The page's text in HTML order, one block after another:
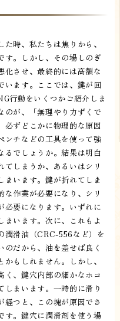
時、私たちは焦りから、
す。しかし、その場しのぎ
化させ、最終的には高額な
います。ここでは、鍵が回
行動をいくつかご紹介しま
のが、「無理やり力ずくで
必ずどこかに物理的な原因
ンチなどの工具を使って強
るでしょうか。結果は明白
しまうか、あるいはシリ
まいます。鍵が折れてしま
な作業が必要になり、シリ
必要になります。いずれに
まいます。次に、これもよ
潤滑油（CRC-556など）を
だから、油を差せば良く
もしれません。しかし、
く、鍵穴内部の細かなホコ
しまいます。一時的に滑り
経つと、この塊が原因でさ
す。鍵穴に潤滑剤を使う場